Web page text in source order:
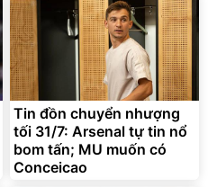
Tin đồn chuyển nhượng
tối 31/7: Arsenal tự tin nổ
bom tấn; MU muốn có
Conceicao